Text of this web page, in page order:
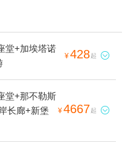
堂+加埃塔诺
¥428起 
堂+那不勒斯
长廊+新堡
¥4667起 